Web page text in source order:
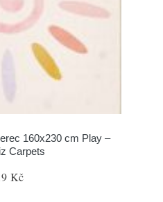
160x230 cm Play –
Carpets
Kč